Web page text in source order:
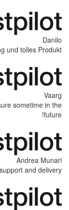
Danilo
und tolles Produkt
Vaarg
sometime in the
future!
Andrea Munari
and delivery.